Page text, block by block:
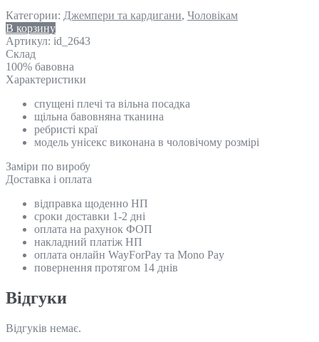
Категории: Джемпери та кардигани, Чоловікам
В корзину
Артикул: id_2643
Склад
100% бавовна
Характеристики
спущені плечі та вільна посадка
щільна бавовняна тканина
ребристі краї
модель унісекс виконана в чоловічому розмірі
Замiри по виробу
Доставка і оплата
відправка щоденно НП
сроки доставки 1-2 дні
оплата на рахунок ФОП
накладний платіж НП
оплата онлайн WayForPay та Mono Pay
повернення протягом 14 днів
Відгуки
Відгуків немає.